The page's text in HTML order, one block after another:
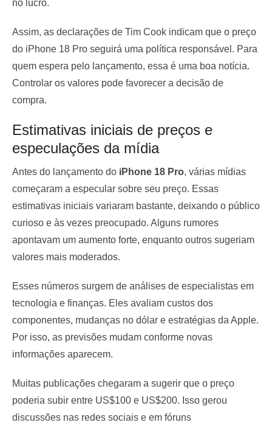
no lucro.
Assim, as declarações de Tim Cook indicam que o preço
do iPhone 18 Pro seguirá uma política responsável. Para
quem espera pelo lançamento, essa é uma boa notícia.
Controlar os valores pode favorecer a decisão de
compra.
Estimativas iniciais de preços e
especulações da mídia
Antes do lançamento do iPhone 18 Pro, várias mídias
começaram a especular sobre seu preço. Essas
estimativas iniciais variaram bastante, deixando o público
curioso e às vezes preocupado. Alguns rumores
apontavam um aumento forte, enquanto outros sugeriam
valores mais moderados.
Esses números surgem de análises de especialistas em
tecnologia e finanças. Eles avaliam custos dos
componentes, mudanças no dólar e estratégias da Apple.
Por isso, as previsões mudam conforme novas
informações aparecem.
Muitas publicações chegaram a sugerir que o preço
poderia subir entre US$100 e US$200. Isso gerou
discussões nas redes sociais e em fóruns